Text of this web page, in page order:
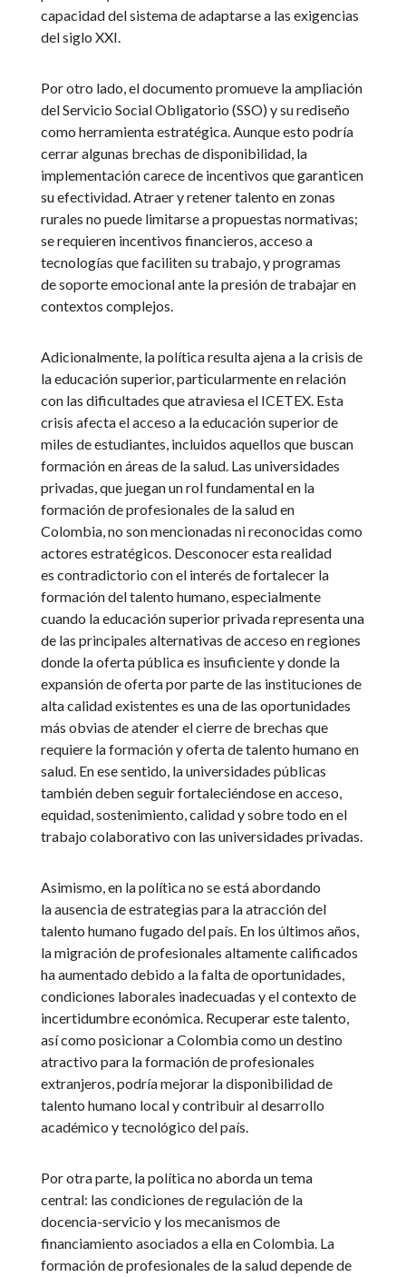
capacidad del sistema de adaptarse a las exigencias
del siglo XXI.
Por otro lado, el documento promueve la ampliación
del Servicio Social Obligatorio (SSO) y su rediseño
como herramienta estratégica. Aunque esto podría
cerrar algunas brechas de disponibilidad, la
implementación carece de incentivos que garanticen
su efectividad. Atraer y retener talento en zonas
rurales no puede limitarse a propuestas normativas;
se requieren incentivos financieros, acceso a
tecnologías que faciliten su trabajo, y programas
de soporte emocional ante la presión de trabajar en
contextos complejos.
Adicionalmente, la política resulta ajena a la crisis de
la educación superior, particularmente en relación
con las dificultades que atraviesa el ICETEX. Esta
crisis afecta el acceso a la educación superior de
miles de estudiantes, incluidos aquellos que buscan
formación en áreas de la salud. Las universidades
privadas, que juegan un rol fundamental en la
formación de profesionales de la salud en
Colombia, no son mencionadas ni reconocidas como
actores estratégicos. Desconocer esta realidad
es contradictorio con el interés de fortalecer la
formación del talento humano, especialmente
cuando la educación superior privada representa una
de las principales alternativas de acceso en regiones
donde la oferta pública es insuficiente y donde la
expansión de oferta por parte de las instituciones de
alta calidad existentes es una de las oportunidades
más obvias de atender el cierre de brechas que
requiere la formación y oferta de talento humano en
salud. En ese sentido, la universidades públicas
también deben seguir fortaleciéndose en acceso,
equidad, sostenimiento, calidad y sobre todo en el
trabajo colaborativo con las universidades privadas.
Asimismo, en la política no se está abordando
la ausencia de estrategias para la atracción del
talento humano fugado del país. En los últimos años,
la migración de profesionales altamente calificados
ha aumentado debido a la falta de oportunidades,
condiciones laborales inadecuadas y el contexto de
incertidumbre económica. Recuperar este talento,
así como posicionar a Colombia como un destino
atractivo para la formación de profesionales
extranjeros, podría mejorar la disponibilidad de
talento humano local y contribuir al desarrollo
académico y tecnológico del país.
Por otra parte, la política no aborda un tema
central: las condiciones de regulación de la
docencia-servicio y los mecanismos de
financiamiento asociados a ella en Colombia. La
formación de profesionales de la salud depende de